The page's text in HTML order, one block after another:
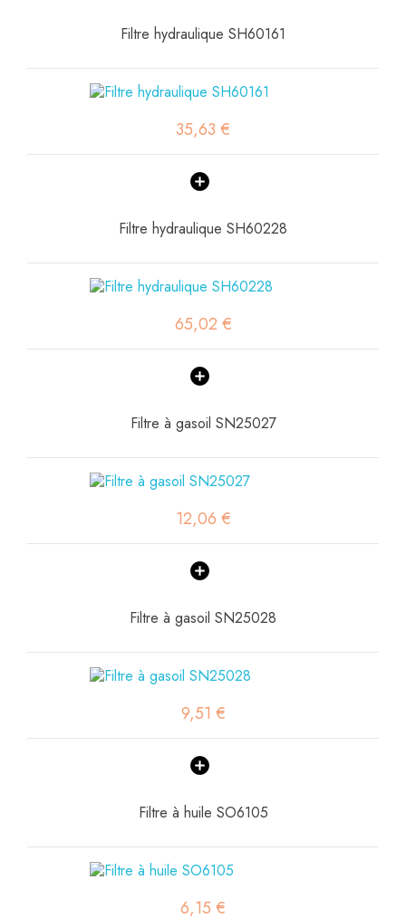
Filtre hydraulique SH60161
35,63 €
Filtre hydraulique SH60228
65,02 €
Filtre à gasoil SN25027
12,06 €
Filtre à gasoil SN25028
9,51 €
Filtre à huile SO6105
6,15 €